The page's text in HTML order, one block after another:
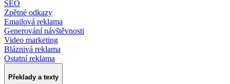
SEO
Zpětné odkazy
Emailová reklama
Generování návštěvnosti
Video marketing
Bláznivá reklama
Ostatní reklama
Překlady a texty